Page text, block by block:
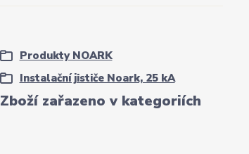
Zboží zařazeno v kategoriích
Produkty NOARK
Instalační jističe Noark, 25 kA